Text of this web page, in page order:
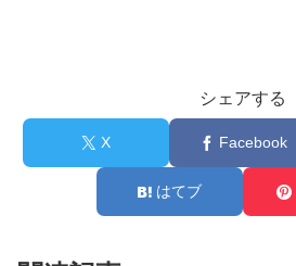
シェアする
X Facebook
はてブ